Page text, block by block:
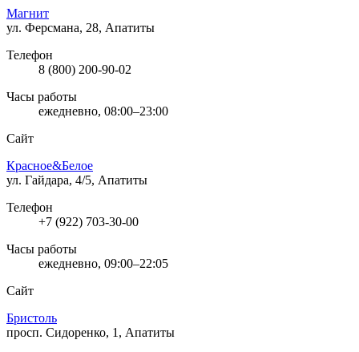
Магнит
ул. Ферсмана, 28, Апатиты
Телефон
8 (800) 200-90-02
Часы работы
ежедневно, 08:00–23:00
Сайт
Красное&Белое
ул. Гайдара, 4/5, Апатиты
Телефон
+7 (922) 703-30-00
Часы работы
ежедневно, 09:00–22:05
Сайт
Бристоль
просп. Сидоренко, 1, Апатиты